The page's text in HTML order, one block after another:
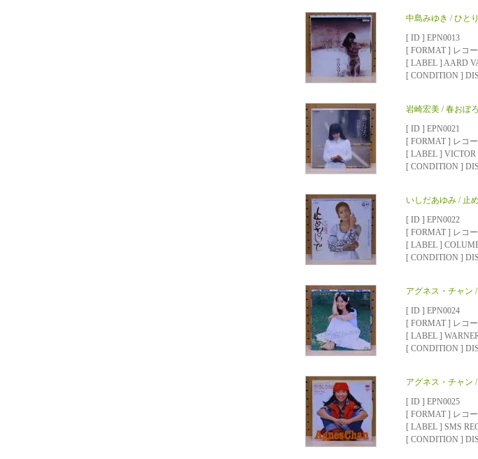
中島みゆき / ひと
[ ID ] EPN0013
[ FORMAT ] レコ
[ LABEL ] AARD
[ CONDITION ]
岩崎宏美 / 春おぼろ
[ ID ] EPN0021
[ FORMAT ] レコ
[ LABEL ]
[ CONDITION ]
いしだあゆみ / 止
[ ID ] EPN0022
[ FORMAT ] レコ
[ LABEL ]
[ CONDITION ]
アグネス・チャン
[ ID ] EPN0024
[ FORMAT ] レコ
[ LABEL ]
[ CONDITION ]
アグネス・チャン
[ ID ] EPN0025
[ FORMAT ] レコ
[ LABEL ] SMS
[ CONDITION ]